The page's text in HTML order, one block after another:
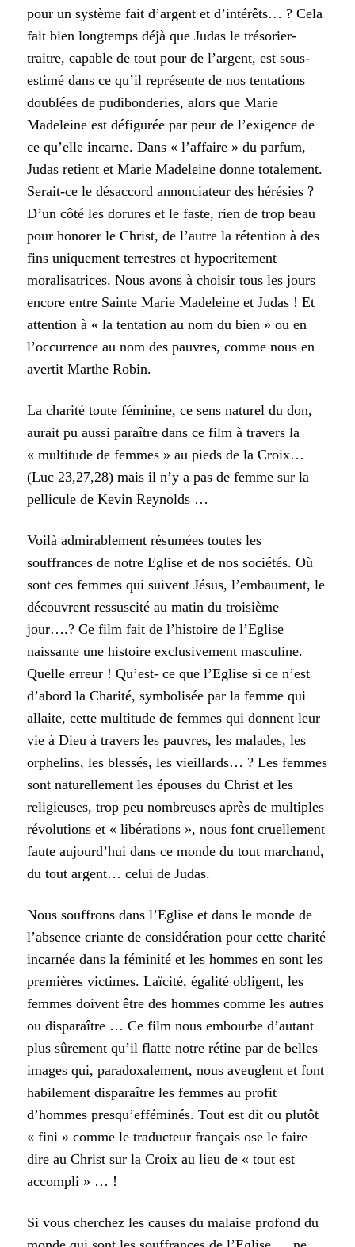
pour un système fait d’argent et d’intérêts… ? Cela
fait bien longtemps déjà que Judas le trésorier-
traitre, capable de tout pour de l’argent, est sous-
estimé dans ce qu’il représente de nos tentations
doublées de pudibonderies, alors que Marie
Madeleine est défigurée par peur de l’exigence de
ce qu’elle incarne. Dans « l’affaire » du parfum,
Judas retient et Marie Madeleine donne totalement.
Serait-ce le désaccord annonciateur des hérésies ?
D’un côté les dorures et le faste, rien de trop beau
pour honorer le Christ, de l’autre la rétention à des
fins uniquement terrestres et hypocritement
moralisatrices. Nous avons à choisir tous les jours
encore entre Sainte Marie Madeleine et Judas ! Et
attention à « la tentation au nom du bien » ou en
l’occurrence au nom des pauvres, comme nous en
avertit Marthe Robin.
La charité toute féminine, ce sens naturel du don,
aurait pu aussi paraître dans ce film à travers la
« multitude de femmes » au pieds de la Croix…
(Luc 23,27,28) mais il n’y a pas de femme sur la
pellicule de Kevin Reynolds …
Voilà admirablement résumées toutes les
souffrances de notre Eglise et de nos sociétés. Où
sont ces femmes qui suivent Jésus, l’embaument, le
découvrent ressuscité au matin du troisième
jour….? Ce film fait de l’histoire de l’Eglise
naissante une histoire exclusivement masculine.
Quelle erreur ! Qu’est- ce que l’Eglise si ce n’est
d’abord la Charité, symbolisée par la femme qui
allaite, cette multitude de femmes qui donnent leur
vie à Dieu à travers les pauvres, les malades, les
orphelins, les blessés, les vieillards… ? Les femmes
sont naturellement les épouses du Christ et les
religieuses, trop peu nombreuses après de multiples
révolutions et « libérations », nous font cruellement
faute aujourd’hui dans ce monde du tout marchand,
du tout argent… celui de Judas.
Nous souffrons dans l’Eglise et dans le monde de
l’absence criante de considération pour cette charité
incarnée dans la féminité et les hommes en sont les
premières victimes. Laïcité, égalité obligent, les
femmes doivent être des hommes comme les autres
ou disparaître … Ce film nous embourbe d’autant
plus sûrement qu’il flatte notre rétine par de belles
images qui, paradoxalement, nous aveuglent et font
habilement disparaître les femmes au profit
d’hommes presqu’efféminés. Tout est dit ou plutôt
« fini » comme le traducteur français ose le faire
dire au Christ sur la Croix au lieu de « tout est
accompli » … !
Si vous cherchez les causes du malaise profond du